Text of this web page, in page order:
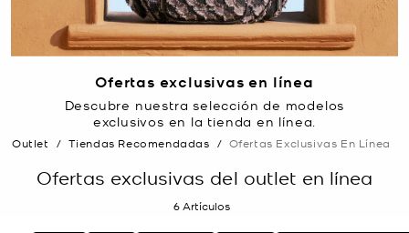
Ofertas exclusivas en línea
Descubre nuestra selección de modelos
exclusivos en la tienda en línea.
Outlet / Tiendas Recomendadas / Ofertas Exclusivas En Línea
Ofertas exclusivas del outlet en línea
6Artículos